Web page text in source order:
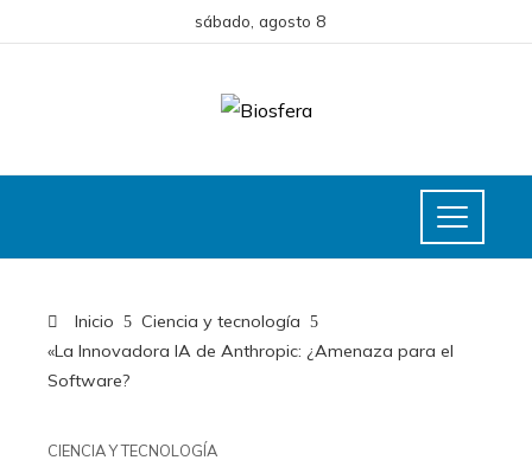
sábado, agosto 8
Inicio
Ciencia y tecnología
«La Innovadora IA de Anthropic: ¿Amenaza para el
Software?
CIENCIA Y TECNOLOGÍA